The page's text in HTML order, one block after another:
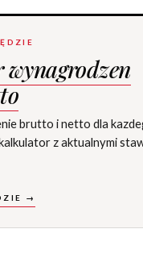
brutto i netto dla
z aktualnymi
→